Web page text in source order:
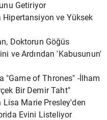
Getiriyor
Hipertansiyon ve Yüksek
Doktorun Göğüs
ve Ardından 'Kabusunun'
"Game of Thrones" -İlham
Bir Demir Taht"
Lisa Marie Presley'den
Evini Listeliyor